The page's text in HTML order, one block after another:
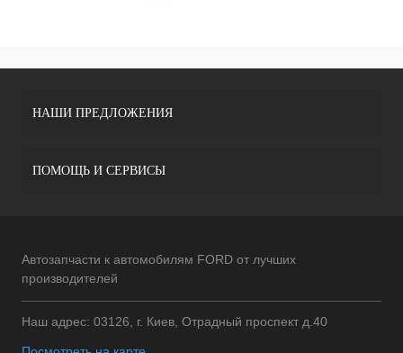
НАШИ ПРЕДЛОЖЕНИЯ
ПОМОЩЬ И СЕРВИСЫ
Автозапчасти к автомобилям FORD от лучших
производителей
Наш адрес: 03126, г. Киев, Отрадный проспект д.40